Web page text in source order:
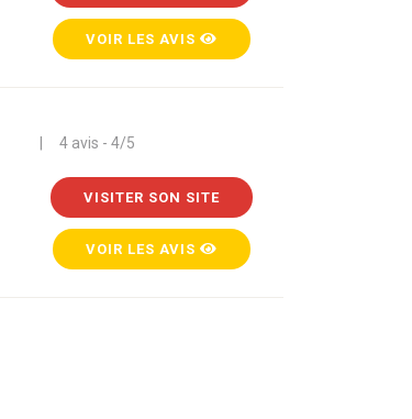
VOIR LES AVIS
| 4 avis - 4/5
VISITER SON SITE
VOIR LES AVIS